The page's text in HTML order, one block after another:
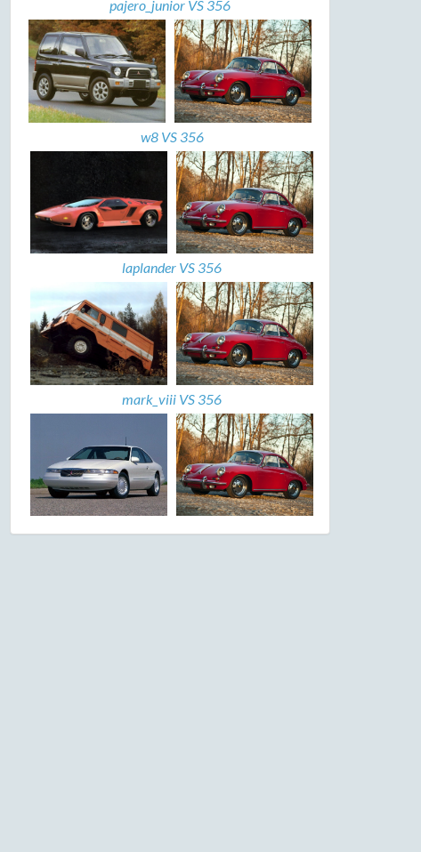
pajero_junior VS 356
w8 VS 356
laplander VS 356
mark_viii VS 356